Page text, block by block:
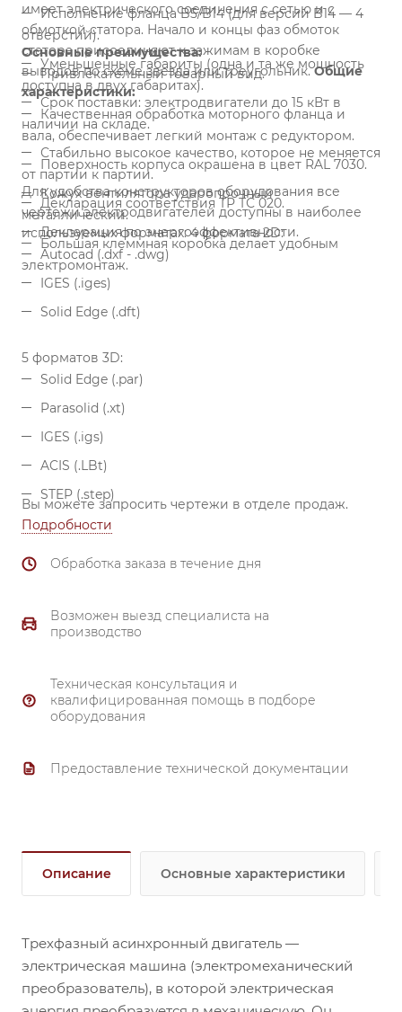
имеет электрического соединения с сетью и с
обмоткой статора. Начало и концы фаз обмоток
статора присоединяют к зажимам в коробке
выводов по схеме звезда или треугольник.Общие
характеристики:
Исполнение фланца B5/B14 (для версии B14 — 4
отверстий).
Уменьшенные габариты (одна и та же мощность
доступна в двух габаритах).
Качественная обработка моторного фланца и
вала, обеспечивает легкий монтаж с редуктором.
Поверхность корпуса окрашена в цвет RAL 7030.
Кожух вентилятора ударопрочный
металлический.
Большая клеммная коробка делает удобным
электромонтаж.
Основные преимущества:
Привлекательный товарный вид.
Срок поставки: электродвигатели до 15 кВт в
наличии на складе.
Стабильно высокое качество, которое не меняется
от партии к партии.
Декларация соответствия ТР ТС 020.
Декларация по энергоэффективности.
Для удобства конструкторов оборудования все
чертежи электродвигателей доступны в наиболее
используемых форматах:4 формата 2D:
Autocad (.dxf - .dwg)
IGES (.iges)
Solid Edge (.dft)
5 форматов 3D:
Solid Edge (.par)
Parasolid (.xt)
IGES (.igs)
ACIS (.LBt)
STEP (.step)
Вы можете запросить чертежи в отделе продаж.
Подробности
Обработка заказа в течение дня
Возможен выезд специалиста на
производство
Техническая консультация и
квалифицированная помощь в подборе
оборудования
Предоставление технической документации
Описание Основные характеристики
Трехфазный асинхронный двигатель —
электрическая машина (электромеханический
преобразователь), в которой электрическая